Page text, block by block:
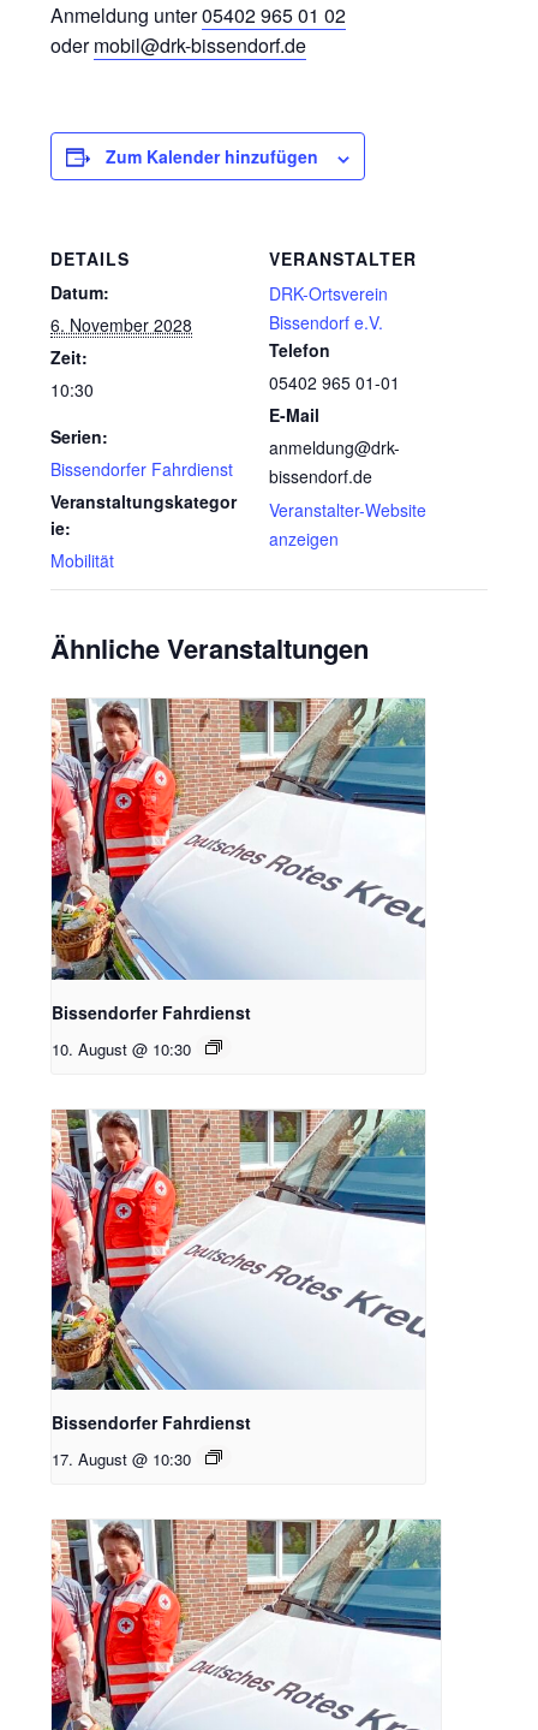
Anmeldung unter05402 965 01 02
odermobil@drk-bissendorf.de
Zum Kalender hinzufügen
DETAILS
Datum:
6. November 2028
Zeit:
10:30
Serien:
Bissendorfer Fahrdienst
Veranstaltungskategor
ie:
Mobilität
VERANSTALTER
DRK-Ortsverein
Bissendorf e.V.
Telefon
05402 965 01-01
E-Mail
anmeldung@drk-
bissendorf.de
Veranstalter-Website
anzeigen
Ähnliche Veranstaltungen
Bissendorfer Fahrdienst
10. August @ 10:30
Bissendorfer Fahrdienst
17. August @ 10:30